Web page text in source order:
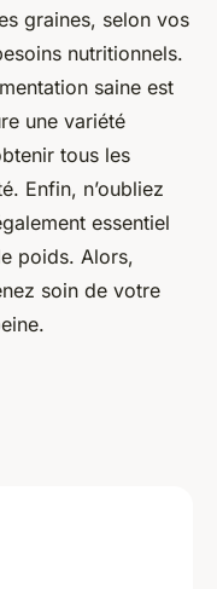
graines, selon vos
nutritionnels.
saine est
une variété
tous les
Enfin, n’oubliez
essentiel
poids. Alors,
soin de votre